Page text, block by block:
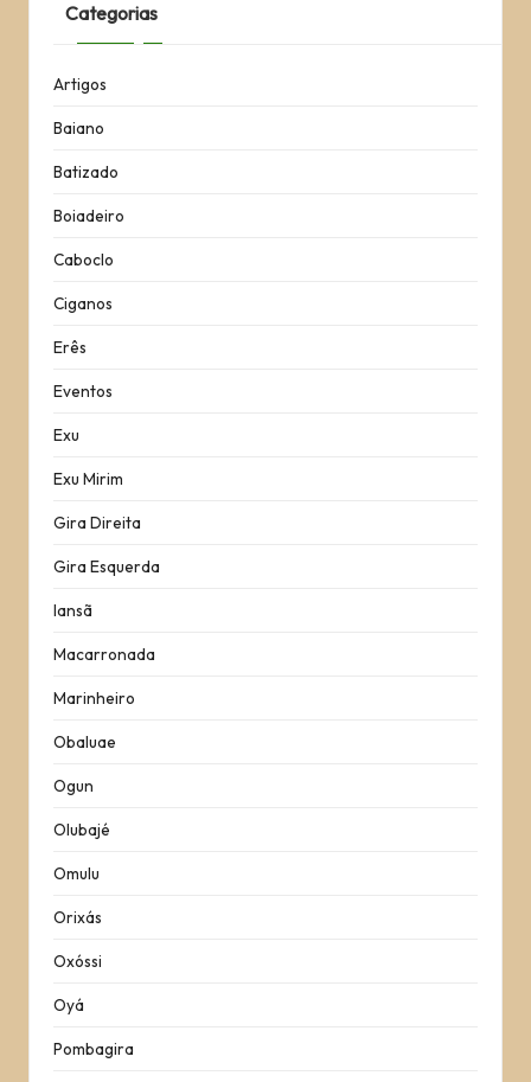
Categorias
Artigos
Baiano
Batizado
Boiadeiro
Caboclo
Ciganos
Erês
Eventos
Exu
Exu Mirim
Gira Direita
Gira Esquerda
Iansã
Macarronada
Marinheiro
Obaluae
Ogun
Olubajé
Omulu
Orixás
Oxóssi
Oyá
Pombagira